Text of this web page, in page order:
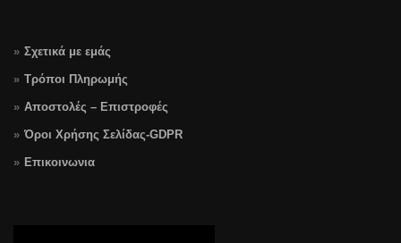
Σχετικά με εμάς
Τρόποι Πληρωμής
Αποστολές – Επιστροφές
Όροι Χρήσης Σελίδας-GDPR
Επικοινωνια